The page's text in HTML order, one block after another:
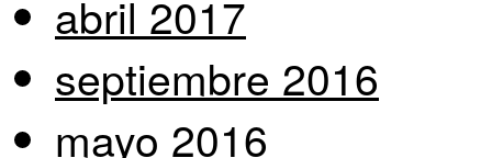
abril 2017
septiembre 2016
mayo 2016